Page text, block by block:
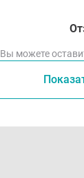
Вы можете